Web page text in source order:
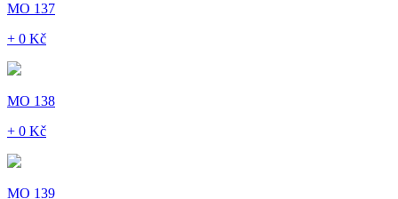
MO 137
+ 0 Kč
MO 138
+ 0 Kč
MO 139